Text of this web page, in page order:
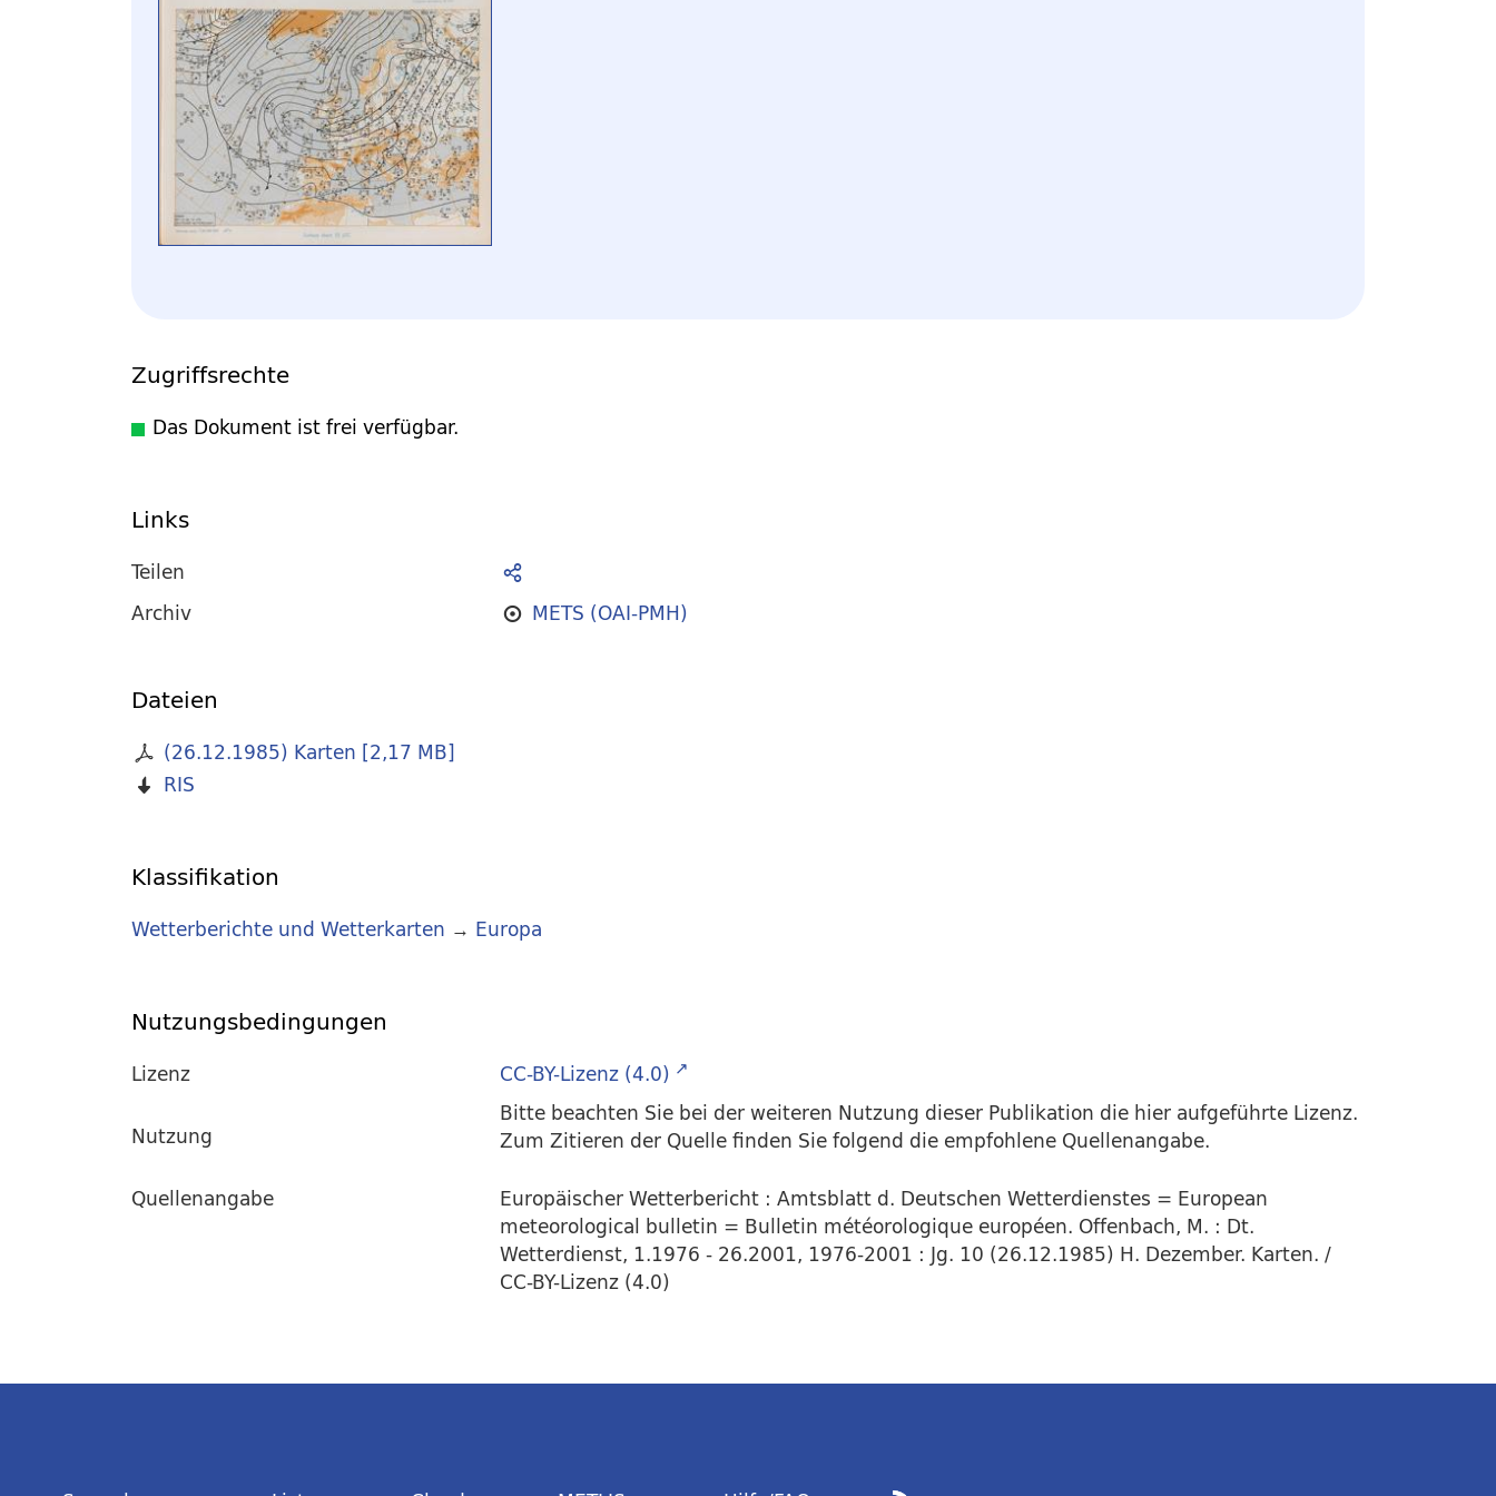
Zugriffsrechte
Das Dokument ist frei verfügbar.
Links
Teilen
Archiv
METS (OAI-PMH)
Dateien
(26.12.1985) Karten [2,17 MB]
RIS
Klassifikation
Wetterberichte und Wetterkarten → Europa
Nutzungsbedingungen
Lizenz
CC-BY-Lizenz (4.0)
Nutzung
Bitte beachten Sie bei der weiteren Nutzung dieser Publikation die hier aufgeführte Lizenz.
Zum Zitieren der Quelle finden Sie folgend die empfohlene Quellenangabe.
Quellenangabe
Europäischer Wetterbericht : Amtsblatt d. Deutschen Wetterdienstes = European
meteorological bulletin = Bulletin météorologique européen. Offenbach, M. : Dt.
Wetterdienst, 1.1976 - 26.2001, 1976-2001 : Jg. 10 (26.12.1985) H. Dezember. Karten. /
CC-BY-Lizenz (4.0)